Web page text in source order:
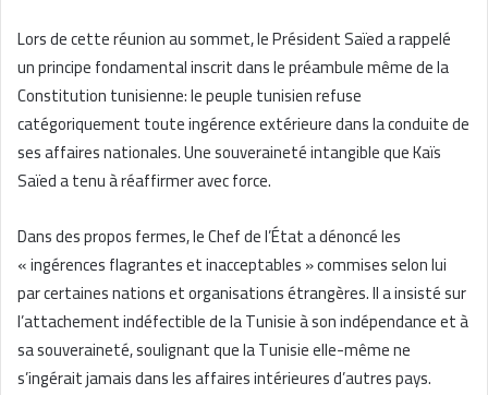
Lors de cette réunion au sommet, le Président Saïed a rappelé
un principe fondamental inscrit dans le préambule même de la
Constitution tunisienne: le peuple tunisien refuse
catégoriquement toute ingérence extérieure dans la conduite de
ses affaires nationales. Une souveraineté intangible que Kaïs
Saïed a tenu à réaffirmer avec force.
Dans des propos fermes, le Chef de l’État a dénoncé les
« ingérences flagrantes et inacceptables » commises selon lui
par certaines nations et organisations étrangères. Il a insisté sur
l’attachement indéfectible de la Tunisie à son indépendance et à
sa souveraineté, soulignant que la Tunisie elle-même ne
s’ingérait jamais dans les affaires intérieures d’autres pays.